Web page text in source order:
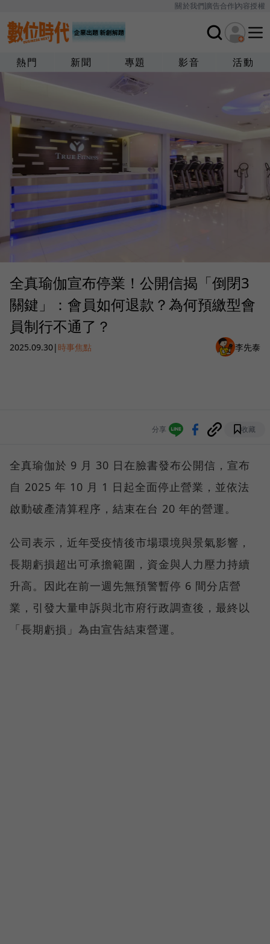
關於我們廣告合作內容授權
熱門 新聞 專題 影音 活動
全真瑜伽宣布停業！公開信揭「倒閉3
關鍵」：會員如何退款？為何預繳型會
員制行不通了？
2025.09.30| 時事焦點 李先泰
分享 收藏
全真瑜伽於 9 月 30 日在臉書發布公開信，宣布
自 2025 年 10 月 1 日起全面停止營業，並依法
啟動破產清算程序，結束在台 20 年的營運。
公司表示，近年受疫情後市場環境與景氣影響，
長期虧損超出可承擔範圍，資金與人力壓力持續
升高。因此在前一週先無預警暫停 6 間分店營
業，引發大量申訴與北市府行政調查後，最終以
「長期虧損」為由宣告結束營運。